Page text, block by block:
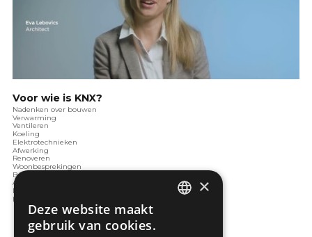
Voor wie is KNX?
Nadenken over bouwen
Verwarming
Ventileren
Koeling
Elektrotechnieken
Afwerking
Renoveren
Woonbesprekingen
Beveiliging
Architectuur
Domotica
Energie
×
Deze website maakt
gebruik van cookies.